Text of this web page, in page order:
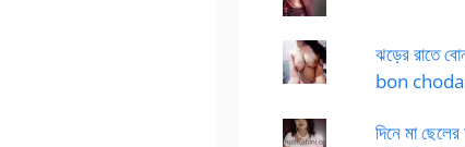
ঝড়ের রাতে
bon
দিনে মা